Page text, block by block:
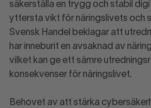
säkerställa en trygg och stabil
yttersta vikt för näringslivets och
Svensk Handel beklagar att
har inneburit en avsaknad av
vilket kan ge ett sämre
konsekvenser för näringslivet.
Behovet av att stärka